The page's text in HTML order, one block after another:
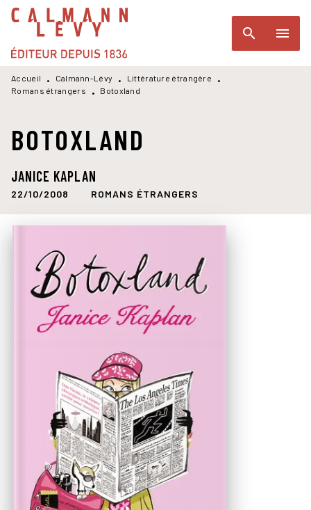
MENU RECHERCHE
PIED DE PAGE
search menu
Accueil • Calmann-Lévy • Littérature étrangère
•
Romans étrangers
• Botoxland
BOTOXLAND
JANICE KAPLAN
22/10/2008 ROMANS ÉTRANGERS